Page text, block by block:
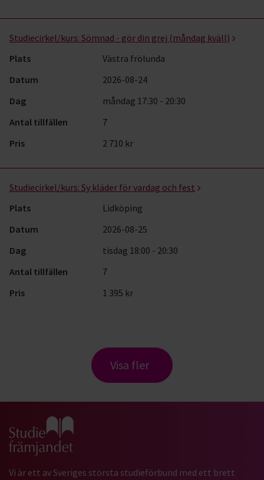
Studiecirkel/kurs: Sömnad - gör din grej (måndag kväll)
Plats
Västra frölunda
Datum
2026-08-24
Dag
måndag 17:30 - 20:30
Antal tillfällen
7
Pris
2 710 kr
Studiecirkel/kurs: Sy kläder för vardag och fest
Plats
Lidköping
Datum
2026-08-25
Dag
tisdag 18:00 - 20:30
Antal tillfällen
7
Pris
1 395 kr
Visa fler
Gå till studiefrämjandets startsida
Vi är ett av Sveriges största studieförbund med ett brett